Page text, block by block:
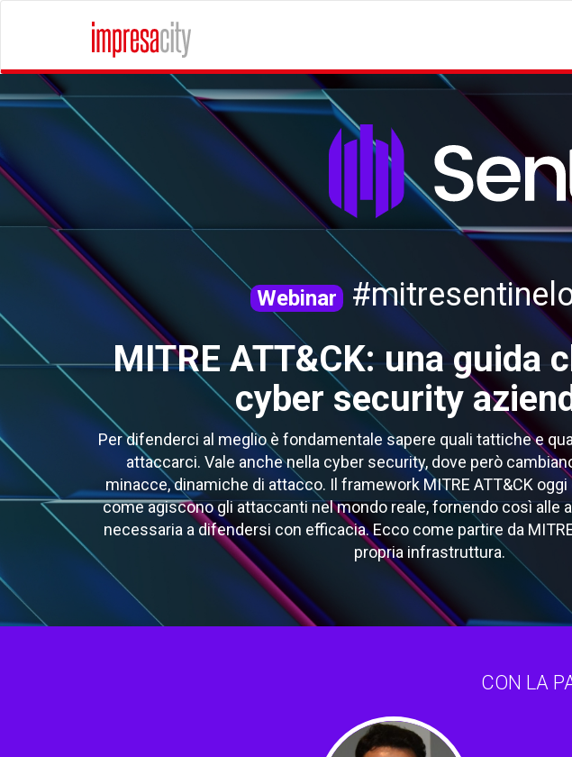
Webinar
MITRE ATT&CK: una guida
cyber security
Per difenderci al meglio è fondamentale sapere quali tattiche e
attaccarci. Vale anche nella cyber security, dove però
minacce, dinamiche di attacco. Il framework MITRE ATT&CK
come agiscono gli attaccanti nel mondo reale, fornendo così alle
necessaria a difendersi con efficacia. Ecco come partire da
propria infrastruttura.
CON LA